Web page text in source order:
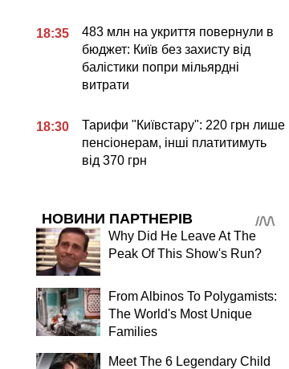
18:35
483 млн на укриття повернули в
бюджет: Київ без захисту від
балістики попри мільярдні
витрати
18:30
Тарифи "Київстару": 220 грн лише
пенсіонерам, інші платитимуть
від 370 грн
НОВИНИ ПАРТНЕРІВ
Why Did He Leave At The
Peak Of This Show's Run?
From Albinos To Polygamists:
The World's Most Unique
Families
Meet The 6 Legendary Child